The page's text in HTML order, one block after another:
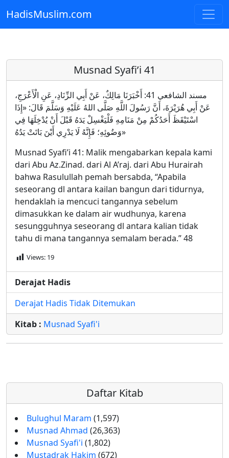
Skip to main content
HadisMuslim.com
Musnad Syafi’i 41
مسند الشافعي 41: أَخْبَرَنَا مَالِكٌ، عَنْ أَبِي الزِّنَادِ، عَنِ الْأَعْرَجِ،
عَنْ أَبِي هُرَيْرَةَ، أَنَّ رَسُولَ اللَّهِ صَلَّى اللهُ عَلَيْهِ وَسَلَّمَ قَالَ: «إِذَا
اسْتَيْقَظَ أَحَدُكُمْ مِنْ مَنَامِهِ فَلْيَغْسِلْ يَدَهُ قَبْلَ أَنْ يُدْخِلَهَا فِي
وَضُوئِهِ؛ فَإِنَّهُ لَا يَدْرِي أَيْنَ بَاتَتْ يَدُهُ»
Musnad Syafi’i 41: Malik mengabarkan kepala kami
dari Abu Az.Zinad. dari Al A’raj. dari Abu Hurairah
bahwa Rasulullah pemah bersabda, “Apabila
seseorang dl antara kailan bangun dari tidurnya,
hendaklah ia mencuci tangannya sebelum
dimasukkan ke dalam air wudhunya, karena
sesungguhnya seseorang dl antara kalian tidak
tahu di mana tangannya semalam berada.” 48
Views: 19
Derajat Hadis
Derajat Hadis Tidak Ditemukan
Kitab : Musnad Syafi'i
Daftar Kitab
Bulughul Maram (1,597)
Musnad Ahmad (26,363)
Musnad Syafi'i (1,802)
Mustadrak Hakim (672)